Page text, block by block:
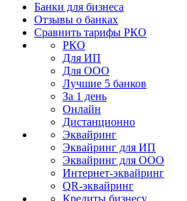
Банки для бизнеса
Отзывы о банках
Сравнить тарифы РКО
РКО
Для ИП
Для ООО
Лучшие 5 банков
За 1 день
Онлайн
Дистанционно
Эквайринг
Эквайринг для ИП
Эквайринг для ООО
Интернет-эквайринг
QR-эквайринг
Кредиты бизнесу